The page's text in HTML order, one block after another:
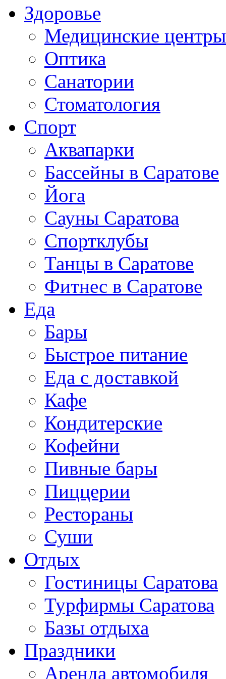
Здоровье
Медицинские центры
Оптика
Санатории
Стоматология
Спорт
Аквапарки
Бассейны в Саратове
Йога
Сауны Саратова
Спортклубы
Танцы в Саратове
Фитнес в Саратове
Еда
Бары
Быстрое питание
Еда с доставкой
Кафе
Кондитерские
Кофейни
Пивные бары
Пиццерии
Рестораны
Суши
Отдых
Гостиницы Саратова
Турфирмы Саратова
Базы отдыха
Праздники
Аренда автомобиля